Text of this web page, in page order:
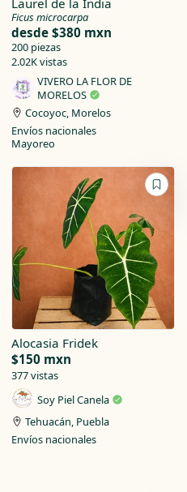
Laurel de la India
Ficus microcarpa
desde $380 mxn
200 piezas
2.02K vistas
VIVERO LA FLOR DE
MORELOS
Cocoyoc, Morelos
Envíos nacionales
Mayoreo
Alocasia Fridek
$150 mxn
377 vistas
Soy Piel Canela
Tehuacán, Puebla
Envíos nacionales